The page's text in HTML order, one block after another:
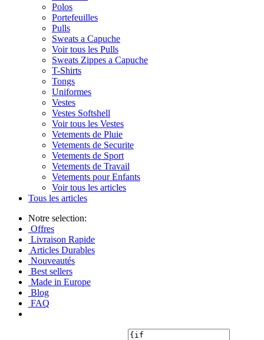
Polos
Portefeuilles
Pulls
Sweats a Capuche
Voir tous les Pulls
Sweats Zippes a Capuche
T-Shirts
Tongs
Uniformes
Vestes
Vestes Softshell
Voir tous les Vestes
Vetements de Pluie
Vetements de Securite
Vetements de Sport
Vetements de Travail
Vetements pour Enfants
Voir tous les articles
Tous les articles
Notre selection:
Offres
Livraison Rapide
Articles Durables
Nouveautés
Best sellers
Made in Europe
Blog
FAQ